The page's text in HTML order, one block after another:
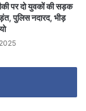
पर दो युवकों की सड़क
पुलिस नदारद, भीड़